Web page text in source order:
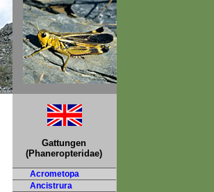
Gattungen
(Phaneropteridae)
Acrometopa
Ancistrura